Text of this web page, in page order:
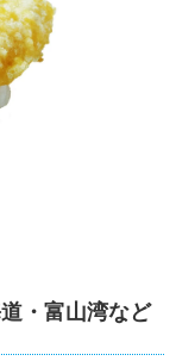
・富山湾など